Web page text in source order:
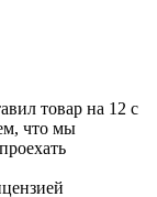
товар на 12 с
что мы